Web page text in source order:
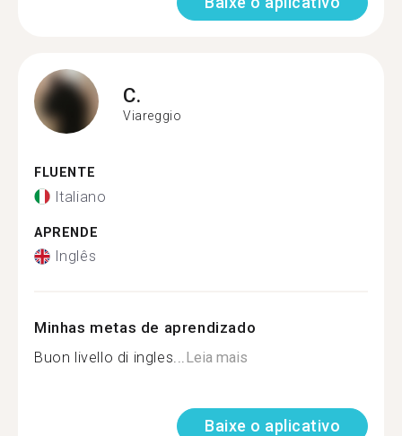
C.
Viareggio
FLUENTE
Italiano
APRENDE
Inglês
Minhas metas de aprendizado
Buon livello di ingles...Leia mais
Baixe o aplicativo